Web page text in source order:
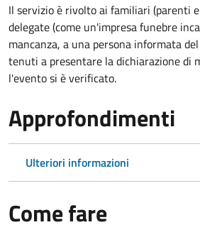
Il servizio è rivolto ai familiari (parenti
delegate (come un'impresa funebre
mancanza, a una persona informata
tenuti a presentare la dichiarazione di
l'evento si è verificato.
Approfondimenti
Ulteriori informazioni
Come fare